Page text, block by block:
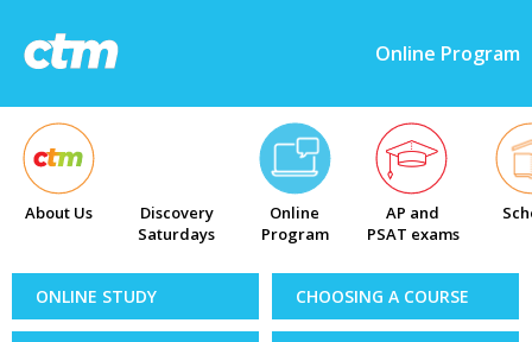
Online Program
About Us
Discovery
Saturdays
Online
Program
AP and
PSAT exams
ONLINE STUDY CHOOSING A COURSE